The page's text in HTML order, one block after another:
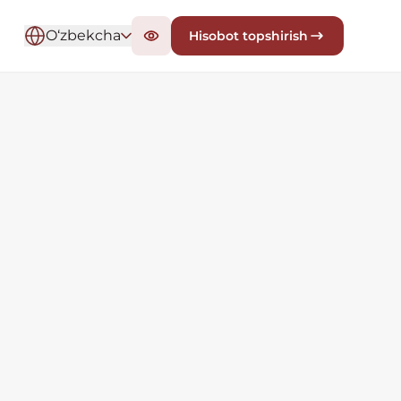
O‘zbekcha Hisobot topshirish